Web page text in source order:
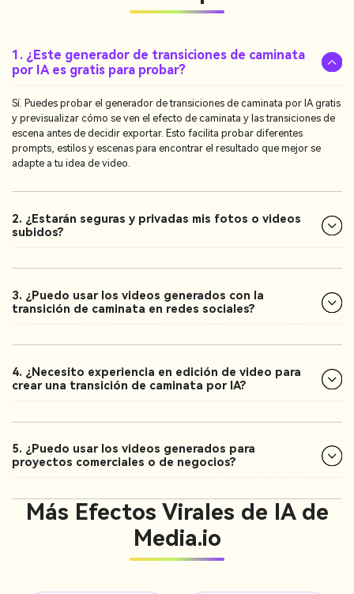
1. ¿Este generador de transiciones de caminata
por IA es gratis para probar?
Sí. Puedes probar el generador de transiciones de caminata por IA gratis
y previsualizar cómo se ven el efecto de caminata y las transiciones de
escena antes de decidir exportar. Esto facilita probar diferentes
prompts, estilos y escenas para encontrar el resultado que mejor se
adapte a tu idea de video.
2. ¿Estarán seguras y privadas mis fotos o videos
subidos?
3. ¿Puedo usar los videos generados con la
transición de caminata en redes sociales?
4. ¿Necesito experiencia en edición de video para
crear una transición de caminata por IA?
5. ¿Puedo usar los videos generados para
proyectos comerciales o de negocios?
Más Efectos Virales de IA de
Media.io